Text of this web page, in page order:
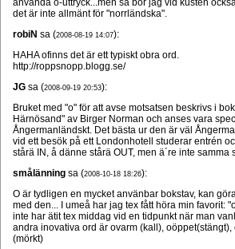
använda o-uttryck...men så bor jag vid kusten
det är inte allmänt för "norrländska".
robiN sa (2008-08-19 14:07):
HAHA ofinns det är ett typiskt obra ord.
http://roppsnopp.blogg.se/
JG sa (2008-09-19 20:53):
Bruket med "o" för att avse motsatsen beskrivs i
Härnösand" av Birger Norman och anses vara
Ångermanländskt. Det bästa ur den är väl
vid ett besök på ett Londonhotell studerar entrén
stårä IN, å dänne stårä OUT, men ä´re inte samma
smålänning sa (2008-10-18 18:26):
O är tydligen en mycket använbar bokstav, kan
med den... I umeå har jag tex fått höra min favorit:
inte har ätit tex middag vid en tidpunkt när man
andra inovativa ord är ovarm (kall), oöppet(stängt),
(mörkt)